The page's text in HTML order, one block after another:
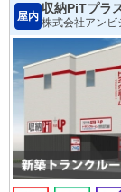
屋内
収納PiTプラ
株式会社アンビ